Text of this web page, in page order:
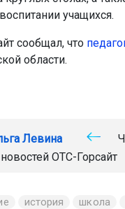
учащихся.
сообщал, что
области.
Левина
ОТС-Горсайт
история школа